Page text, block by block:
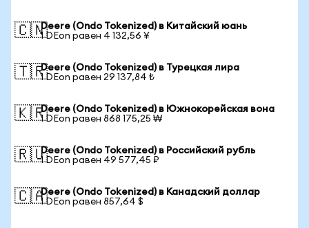
🇨🇳Deere (Ondo Tokenized) в Китайский юань
1 DEon равен 4 132,56 ¥
🇹🇷Deere (Ondo Tokenized) в Турецкая лира
1 DEon равен 29 137,84 ₺
🇰🇷Deere (Ondo Tokenized) в Южнокорейская вона
1 DEon равен 868 175,25 ₩
🇷🇺Deere (Ondo Tokenized) в Российский рубль
1 DEon равен 49 577,45 ₽
🇨🇦Deere (Ondo Tokenized) в Канадский доллар
1 DEon равен 857,64 $